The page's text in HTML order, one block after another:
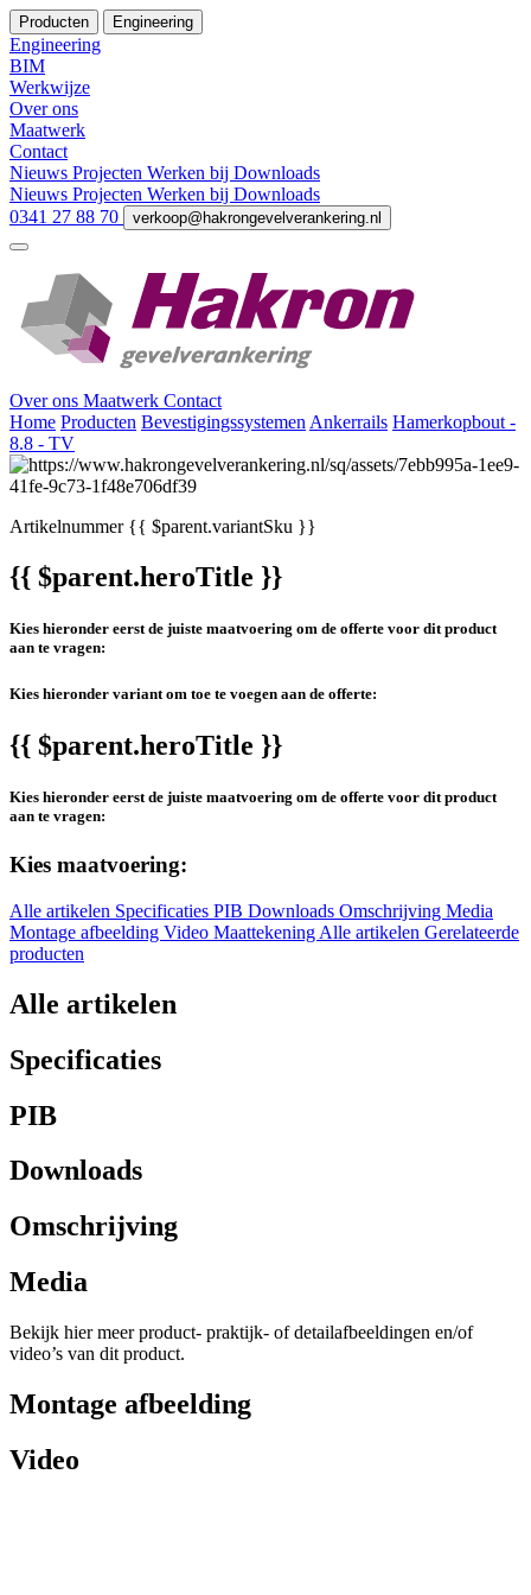
Producten Engineering
Engineering
BIM
Werkwijze
Over ons
Maatwerk
Contact
Nieuws Projecten Werken bij Downloads
Nieuws Projecten Werken bij Downloads
0341 27 88 70
verkoop@hakrongevelverankering.nl
Over ons Maatwerk Contact
Home Producten Bevestigingssystemen Ankerrails Hamerkopbout -
8.8 - TV
Artikelnummer{{ $parent.variantSku }}
{{ $parent.heroTitle }}
Kies hieronder eerst de juiste maatvoering om de offerte voor dit product
aan te vragen:
Kies hieronder variant om toe te voegen aan de offerte:
{{ $parent.heroTitle }}
Kies hieronder eerst de juiste maatvoering om de offerte voor dit product
aan te vragen:
Kies maatvoering:
Alle artikelen Specificaties PIB Downloads Omschrijving Media
Montage afbeelding Video Maattekening Alle artikelen Gerelateerde
producten
Alle artikelen
Specificaties
PIB
Downloads
Omschrijving
Media
Bekijk hier meer product- praktijk- of detailafbeeldingen en/of
video’s van dit product.
Montage afbeelding
Video